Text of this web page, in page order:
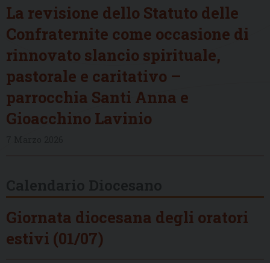
La revisione dello Statuto delle
Confraternite come occasione di
rinnovato slancio spirituale,
pastorale e caritativo –
parrocchia Santi Anna e
Gioacchino Lavinio
Giornata diocesana degli oratori
estivi (01/07)